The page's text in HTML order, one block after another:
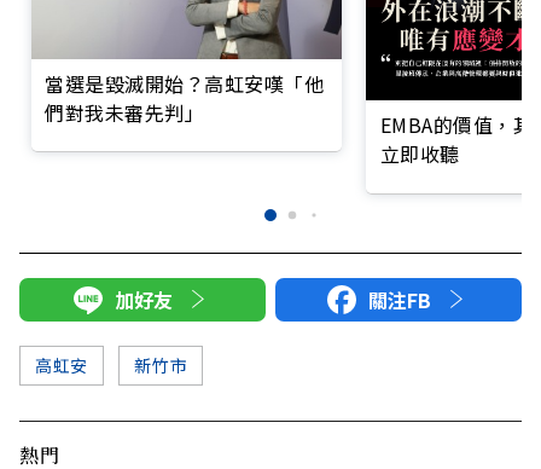
當選是毀滅開始？高虹安嘆「他
們對我未審先判」
EMBA的價值，
立即收聽
加好友 關注FB
高虹安 新竹市
熱門